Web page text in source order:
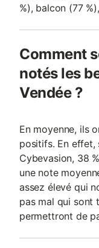
%), balcon (77
Comment
notés les
Vendée ?
En moyenne, ils
positifs. En effet,
Cybevasion, 38
une note
assez élevé qui
pas mal qui sont
permettront de